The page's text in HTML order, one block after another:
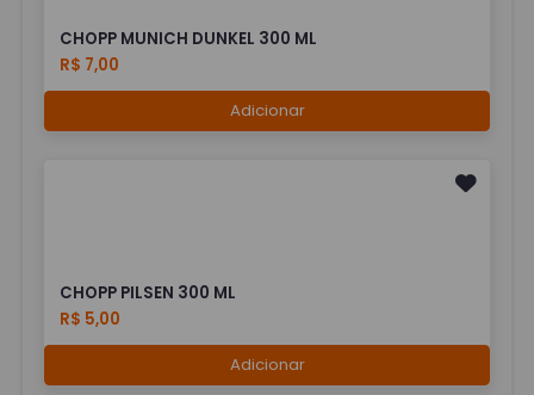
CHOPP MUNICH DUNKEL 300 ML
R$ 7,00
Adicionar
CHOPP PILSEN 300 ML
R$ 5,00
Adicionar